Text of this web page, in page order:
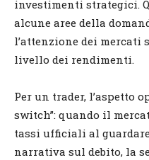
investimenti strategici.
alcune aree della
l’attenzione dei
livello dei rendimenti.
Per un trader, l’aspetto
switch”: quando il
tassi ufficiali al
narrativa sul debito, la